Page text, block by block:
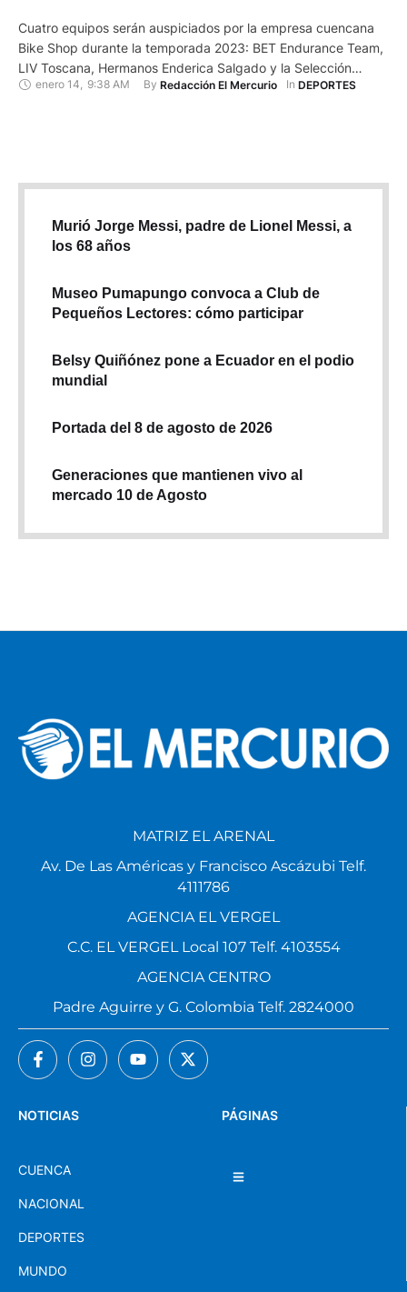
Cuatro equipos serán auspiciados por la empresa cuencana
Bike Shop durante la temporada 2023: BET Endurance Team,
LIV Toscana, Hermanos Enderica Salgado y la Selección
Ecuatoriana de Triatlón. En esta última resaltan deportistas
enero 14, 9:38 AM By Redacción El Mercurio In DEPORTES
Murió Jorge Messi, padre de Lionel Messi, a
los 68 años
Museo Pumapungo convoca a Club de
Pequeños Lectores: cómo participar
Belsy Quiñónez pone a Ecuador en el podio
mundial
Portada del 8 de agosto de 2026
Generaciones que mantienen vivo al
mercado 10 de Agosto
PÁGINAS
NOTICIAS
CUENCA
NACIONAL
DEPORTES
MUNDO
MATRIZ EL ARENAL
Av. De Las Américas y Francisco Ascázubi Telf.
4111786
AGENCIA EL VERGEL
C.C. EL VERGEL Local 107 Telf. 4103554
AGENCIA CENTRO
Padre Aguirre y G. Colombia Telf. 2824000